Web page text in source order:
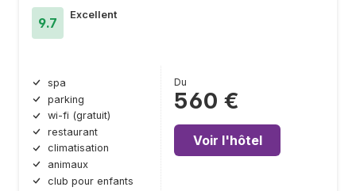
9.7
Excellent
spa
parking
wi-fi (gratuit)
restaurant
climatisation
animaux
club pour enfants
Du
560 €
Voir l'hôtel